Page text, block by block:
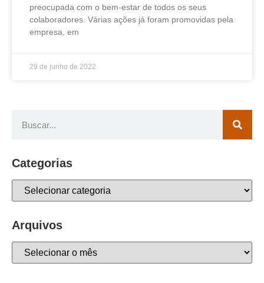
preocupada com o bem-estar de todos os seus
colaboradores. Várias ações já foram promovidas pela
empresa, em
29 de junho de 2022
Categorias
Arquivos